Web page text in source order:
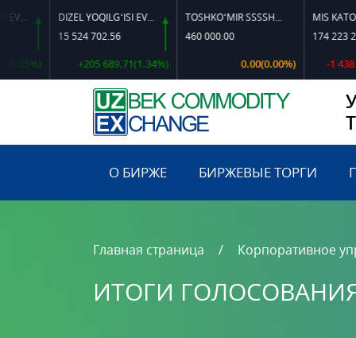
DIZEL YOQILG‘ISI EVRO-L II K-4 SSDF
15 524 702.56
+205 689.71(1.34%)
TOSHKO‘MIR SSSSH-13
460 000.00
0.00(0.00%)
MIS KATODI
174 223 266.44
-1 438
О БИРЖЕ БИРЖЕВЫЕ ТОРГИ
Главная страница Корпоративное
ИТОГИ